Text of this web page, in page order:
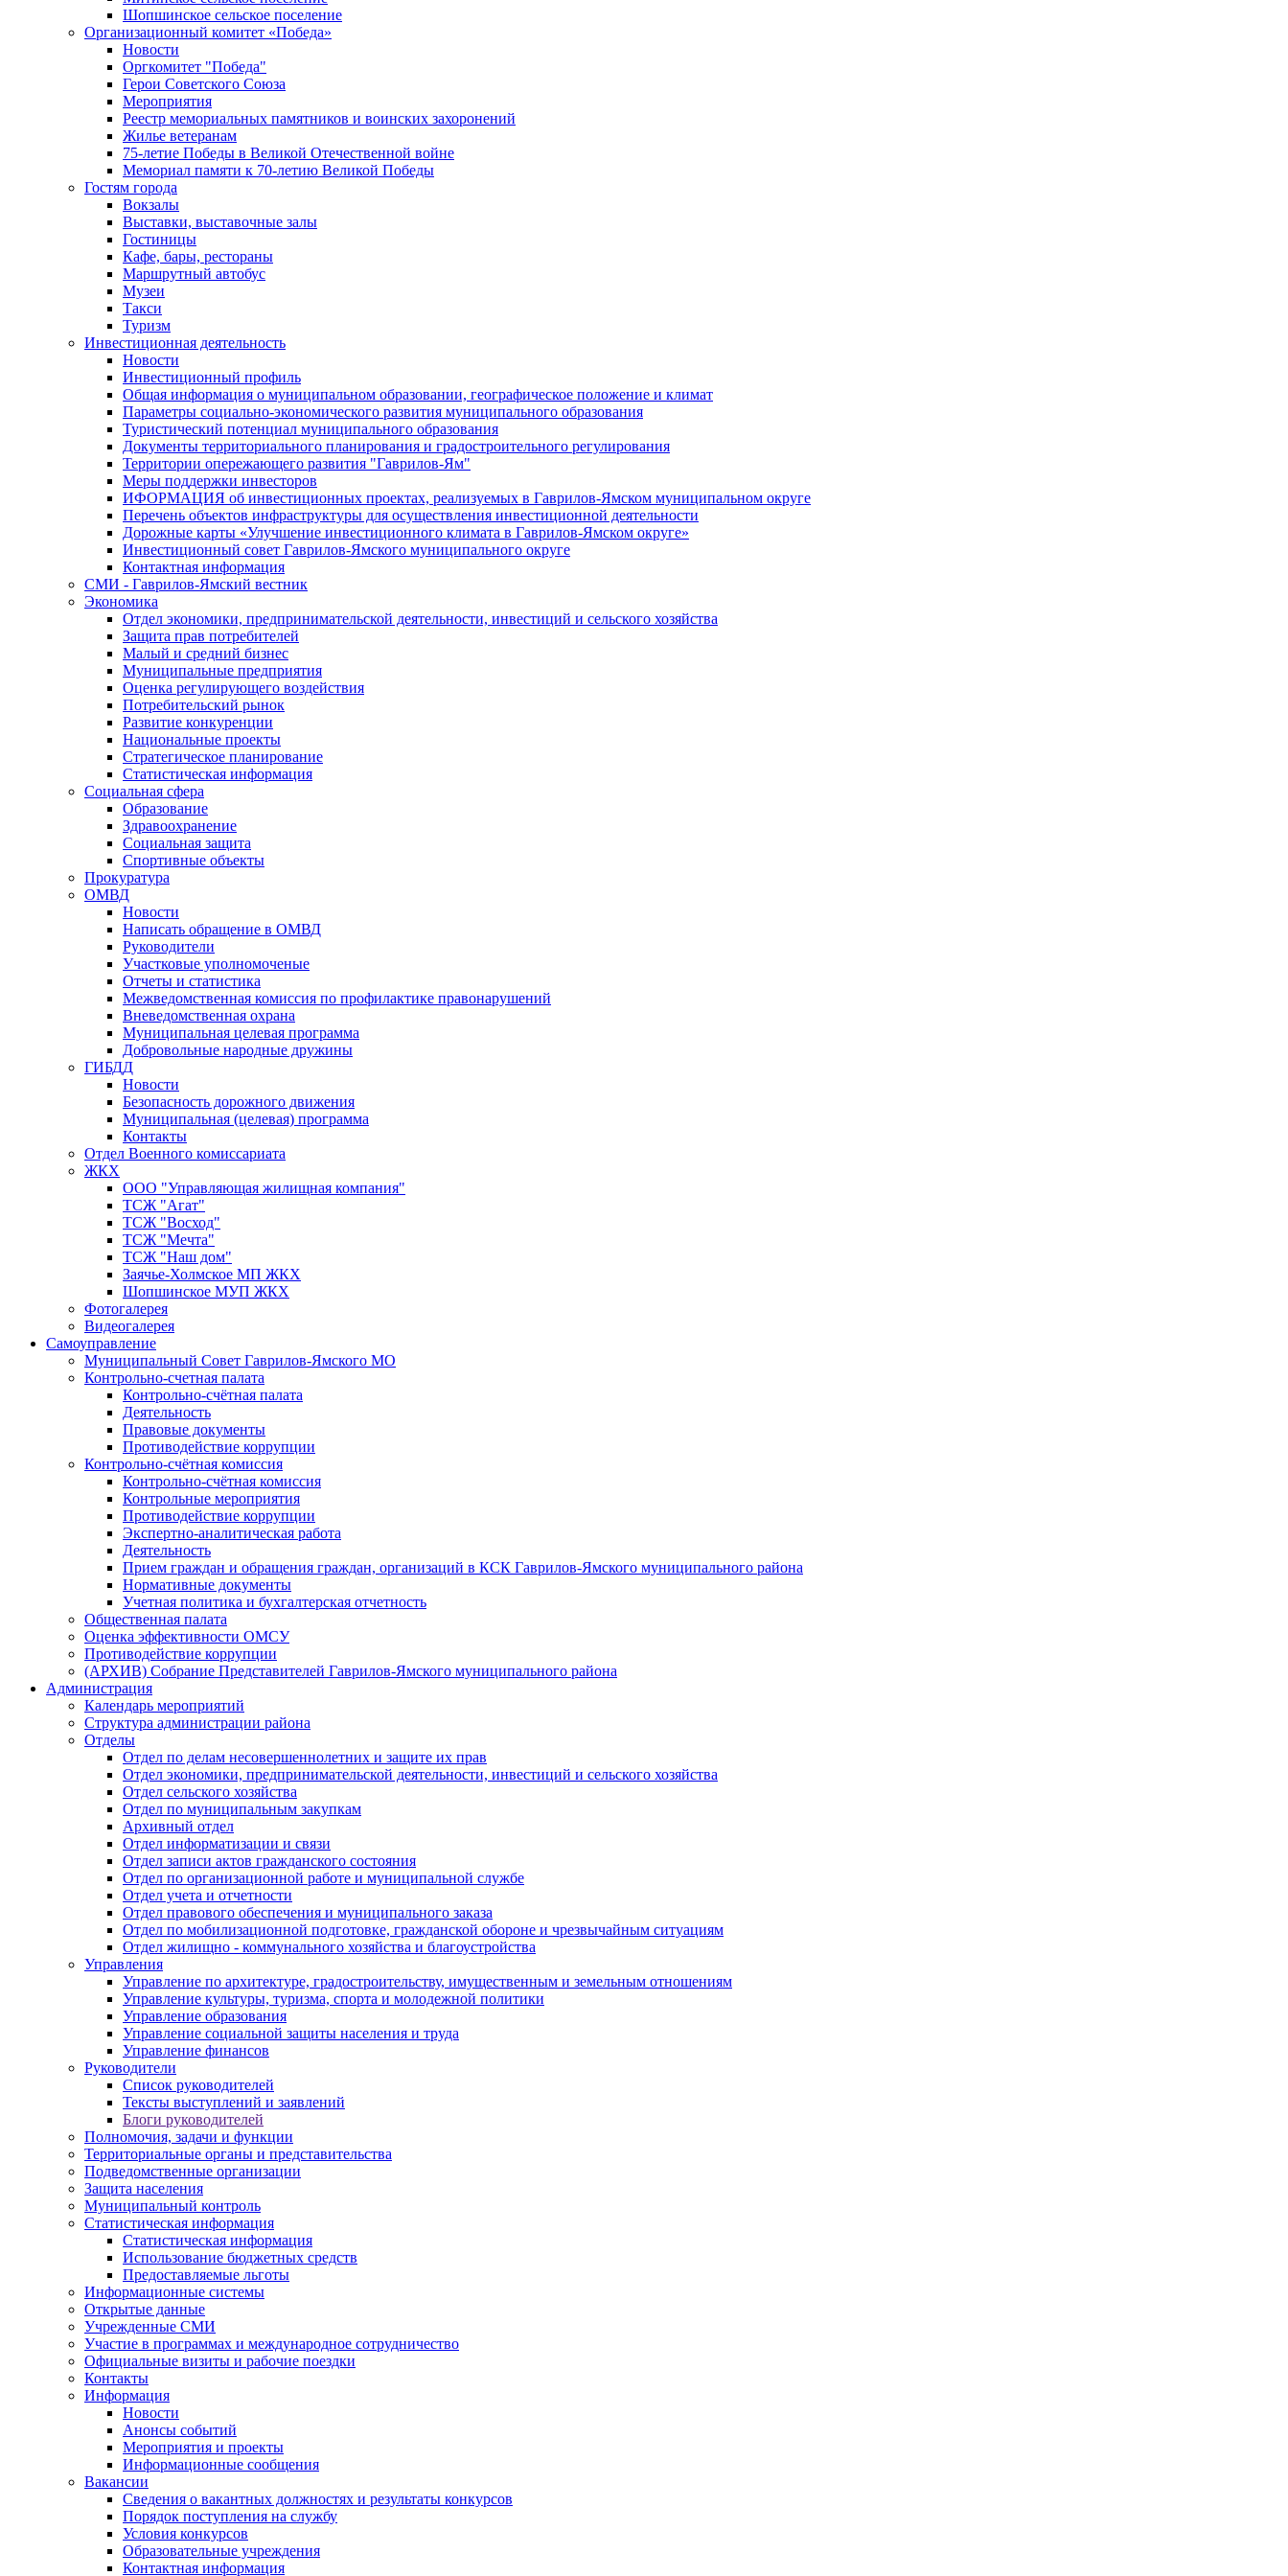
Шопшинское сельское поселение
Организационный комитет «Победа»
Новости
Оргкомитет "Победа"
Герои Советского Союза
Мероприятия
Реестр мемориальных памятников и воинских захоронений
Жилье ветеранам
75-летие Победы в Великой Отечественной войне
Мемориал памяти к 70-летию Великой Победы
Гостям города
Вокзалы
Выставки, выставочные залы
Гостиницы
Кафе, бары, рестораны
Маршрутный автобус
Музеи
Такси
Туризм
Инвестиционная деятельность
Новости
Инвестиционный профиль
Общая информация о муниципальном образовании, географическое положение и климат
Параметры социально-экономического развития муниципального образования
Туристический потенциал муниципального образования
Документы территориального планирования и градостроительного регулирования
Территории опережающего развития "Гаврилов-Ям"
Меры поддержки инвесторов
ИФОРМАЦИЯ об инвестиционных проектах, реализуемых в Гаврилов-Ямском муниципальном округе
Перечень объектов инфраструктуры для осуществления инвестиционной деятельности
Дорожные карты «Улучшение инвестиционного климата в Гаврилов-Ямском округе»
Инвестиционный совет Гаврилов-Ямского муниципального округе
Контактная информация
СМИ - Гаврилов-Ямский вестник
Экономика
Отдел экономики, предпринимательской деятельности, инвестиций и сельского хозяйства
Защита прав потребителей
Малый и средний бизнес
Муниципальные предприятия
Оценка регулирующего воздействия
Потребительский рынок
Развитие конкуренции
Национальные проекты
Стратегическое планирование
Статистическая информация
Социальная сфера
Образование
Здравоохранение
Социальная защита
Спортивные объекты
Прокуратура
ОМВД
Новости
Написать обращение в ОМВД
Руководители
Участковые уполномоченые
Отчеты и статистика
Межведомственная комиссия по профилактике правонарушений
Вневедомственная охрана
Муниципальная целевая программа
Добровольные народные дружины
ГИБДД
Новости
Безопасность дорожного движения
Муниципальная (целевая) программа
Контакты
Отдел Военного комиссариата
ЖКХ
ООО "Управляющая жилищная компания"
ТСЖ "Агат"
ТСЖ "Восход"
ТСЖ "Мечта"
ТСЖ "Наш дом"
Заячье-Холмское МП ЖКХ
Шопшинское МУП ЖКХ
Фотогалерея
Видеогалерея
Самоуправление
Муниципальный Совет Гаврилов-Ямского МО
Контрольно-счетная палата
Контрольно-счётная палата
Деятельность
Правовые документы
Противодействие коррупции
Контрольно-счётная комиссия
Контрольно-счётная комиссия
Контрольные мероприятия
Противодействие коррупции
Экспертно-аналитическая работа
Деятельность
Прием граждан и обращения граждан, организаций в КСК Гаврилов-Ямского муниципального района
Нормативные документы
Учетная политика и бухгалтерская отчетность
Общественная палата
Оценка эффективности ОМСУ
Противодействие коррупции
(АРХИВ) Собрание Представителей Гаврилов-Ямского муниципального района
Администрация
Календарь мероприятий
Структура администрации района
Отделы
Отдел по делам несовершеннолетних и защите их прав
Отдел экономики, предпринимательской деятельности, инвестиций и сельского хозяйства
Отдел сельского хозяйства
Отдел по муниципальным закупкам
Архивный отдел
Отдел информатизации и связи
Отдел записи актов гражданского состояния
Отдел по организационной работе и муниципальной службе
Отдел учета и отчетности
Отдел правового обеспечения и муниципального заказа
Отдел по мобилизационной подготовке, гражданской обороне и чрезвычайным ситуациям
Отдел жилищно - коммунального хозяйства и благоустройства
Управления
Управление по архитектуре, градостроительству, имущественным и земельным отношениям
Управление культуры, туризма, спорта и молодежной политики
Управление образования
Управление социальной защиты населения и труда
Управление финансов
Руководители
Список руководителей
Тексты выступлений и заявлений
Блоги руководителей
Полномочия, задачи и функции
Территориальные органы и представительства
Подведомственные организации
Защита населения
Муниципальный контроль
Статистическая информация
Статистическая информация
Использование бюджетных средств
Предоставляемые льготы
Информационные системы
Открытые данные
Учрежденные СМИ
Участие в программах и международное сотрудничество
Официальные визиты и рабочие поездки
Контакты
Информация
Новости
Анонсы событий
Мероприятия и проекты
Информационные сообщения
Вакансии
Сведения о вакантных должностях и результаты конкурсов
Порядок поступления на службу
Условия конкурсов
Образовательные учреждения
Контактная информация